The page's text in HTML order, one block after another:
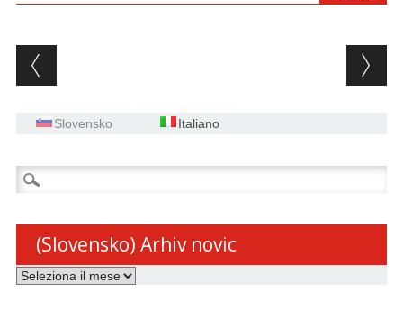
Post navigation
Slovensko Italiano
Ricerca
per:
(Slovensko) Arhiv novic
(Slovensko)